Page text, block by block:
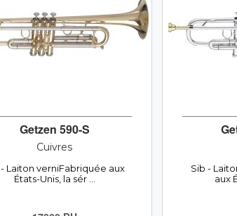
Getzen 590-S
Cuivres
Laiton verniFabriquée aux
États-Unis, la sér ...
Sib -
aux